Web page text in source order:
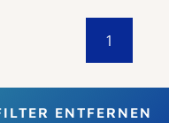
1
ENTFERNEN